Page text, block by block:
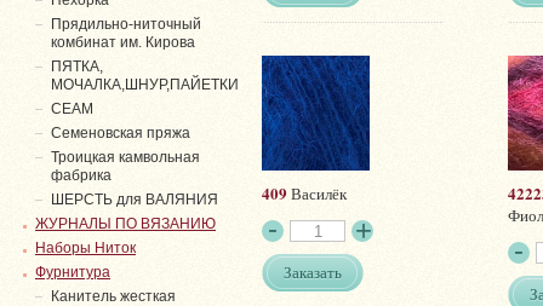
409Василёк
Заказать
Прядильно-ниточный
комбинат им. Кирова
ПЯТКА,
МОЧАЛКА,ШНУР,ПАЙЕТКИ
СЕАМ
Семеновская пряжа
Троицкая камвольная
фабрика
ШЕРСТЬ для ВАЛЯНИЯ
ЖУРНАЛЫ ПО ВЯЗАНИЮ
Наборы Ниток
Фурнитура
Канитель жесткая